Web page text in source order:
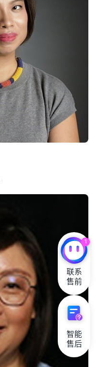
1
联系
售前
智能
售后